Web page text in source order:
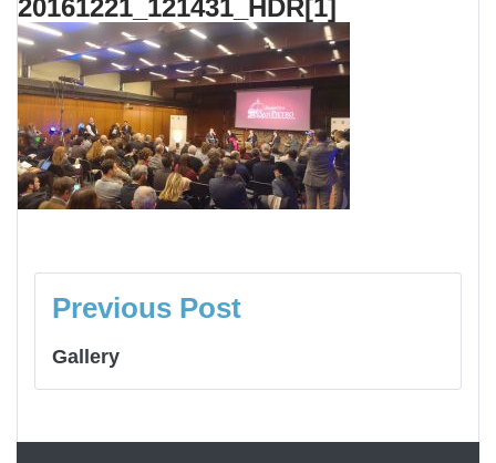
20161221_121431_HDR[1]
NAVIGAZIONE
ARTICOLI
Previous Post
Gallery